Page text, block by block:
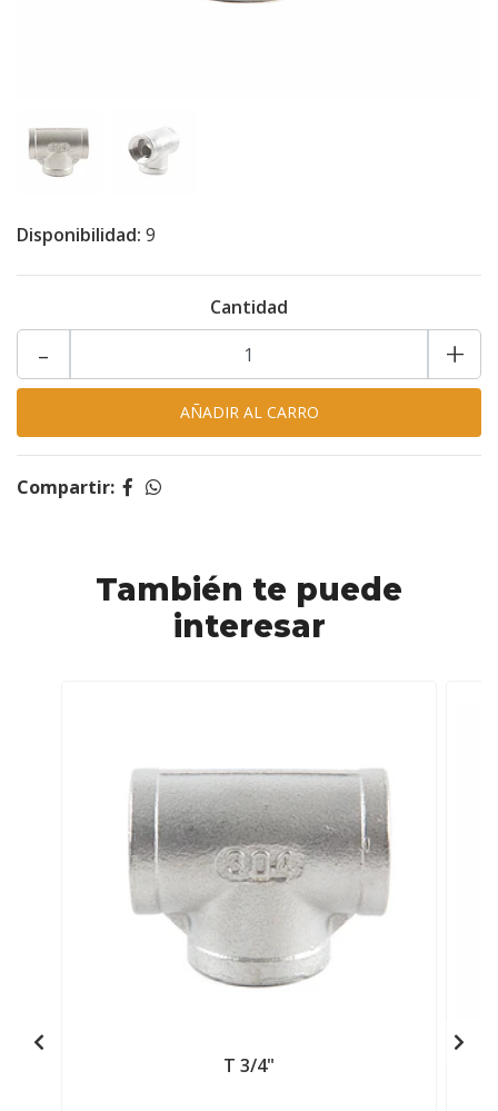
Disponibilidad: 9
Cantidad
- +
Compartir:
También te puede
interesar
T 3/4"